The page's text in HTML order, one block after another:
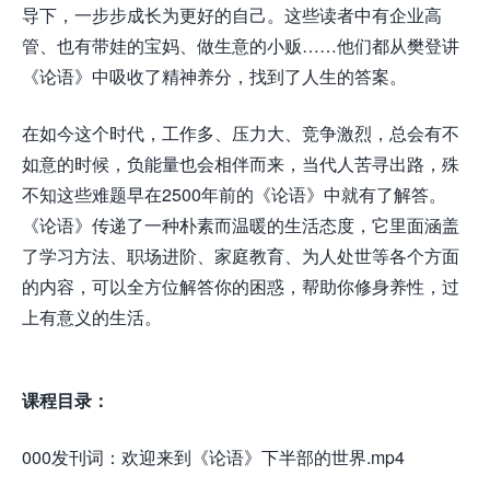
导下，一步步成长为更好的自己。这些读者中有企业高
管、也有带娃的宝妈、做生意的小贩……他们都从樊登讲
《论语》中吸收了精神养分，找到了人生的答案。
在如今这个时代，工作多、压力大、竞争激烈，总会有不
如意的时候，负能量也会相伴而来，当代人苦寻出路，殊
不知这些难题早在2500年前的《论语》中就有了解答。
《论语》传递了一种朴素而温暖的生活态度，它里面涵盖
了学习方法、职场进阶、家庭教育、为人处世等各个方面
的内容，可以全方位解答你的困惑，帮助你修身养性，过
上有意义的生活。
课程目录：
000发刊词：欢迎来到《论语》下半部的世界.mp4